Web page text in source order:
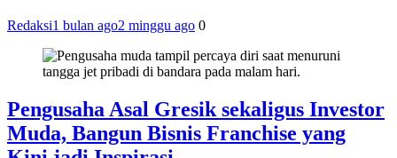
Redaksi1 bulan ago2 minggu ago 0
Pengusaha Asal Gresik sekaligus Investor
Muda, Bangun Bisnis Franchise yang